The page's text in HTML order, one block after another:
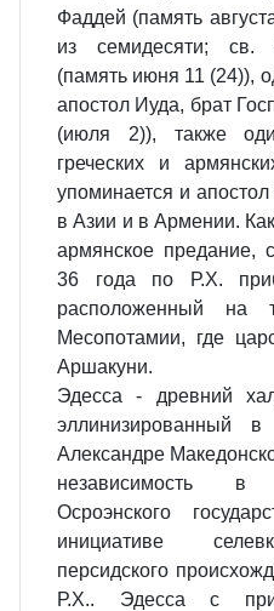
Фаддей (память
из семидесяти; св.
(память июня 11 (24)),
апостол Иуда, брат
(июля 2)), также
греческих и
упоминается и
в Азии и в Армении.
армянское предание,
36 года по Р.Х.
расположенный на
Месопотамии, где
Аршакуни.
Эдесса - древний
Александре
независимость в
Осроэнского
инициативе
персидского
Р.Х.. Эдесса с